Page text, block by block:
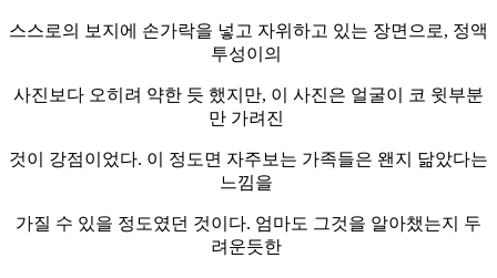
스스로의 보지에 손가락을 넣고 자위하고 있는 장면으로, 정액
투성이의
사진보다 오히려 약한 듯 했지만, 이 사진은 얼굴이 코 윗부분
만 가려진
것이 강점이었다. 이 정도면 자주보는 가족들은 왠지 닮았다는
느낌을
가질 수 있을 정도였던 것이다. 엄마도 그것을 알아챘는지 두
려운듯한